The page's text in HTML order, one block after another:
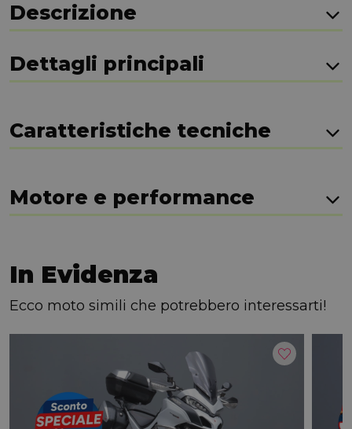
Descrizione
Dettagli principali
Caratteristiche tecniche
Motore e performance
In Evidenza
Ecco moto simili che potrebbero interessarti!